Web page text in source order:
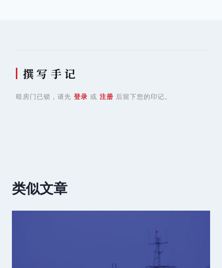
撰 写 手 记
暗房门已锁，请先 登录 或 注册 后留下您的印记。
类似文章